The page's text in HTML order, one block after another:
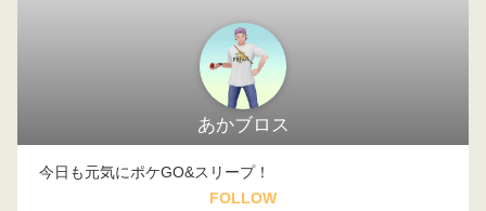
あかブロス
今日も元気にポケGO&スリープ！
FOLLOW